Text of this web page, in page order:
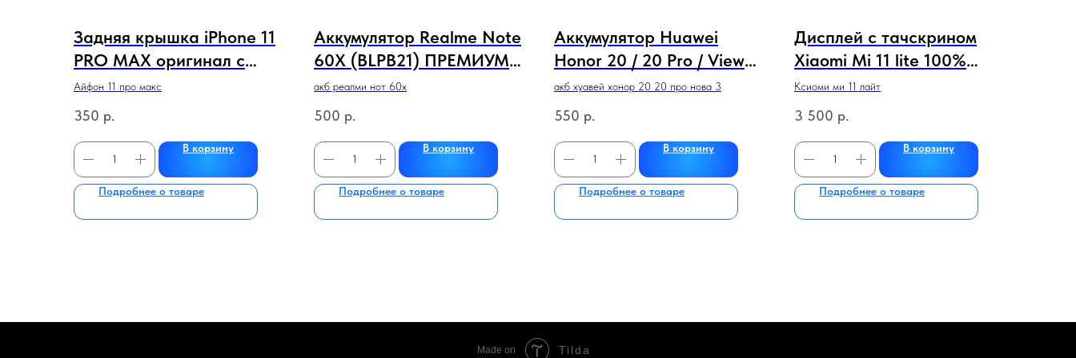
Задняя крышка iPhone 11
PRO MAX оригинал с
логотипом и широким
вырезом!
(черный,золото,белый,зел
еный)
Айфон 11 про макс
350 р.
В корзину
Подробнее о товаре
Аккумулятор Realme Note
60X (BLPB21) ПРЕМИУМ
КАЧЕСТВА
акб реалми нот 60х
500 р.
В корзину
Подробнее о товаре
Аккумулятор Huawei
Honor 20 / 20 Pro / View
10 / Nova 3
(HB386589ECW) / P10
Plus / Mate 20 Lite / Nova
4 / Nova 5T / Honor 8X
ПРЕМИУМ КАЧЕСТВА
акб хуавей хонор 20 20 про нова 3
550 р.
В корзину
Подробнее о товаре
Дисплей с тачскрином
Xiaomi Mi 11 lite 100%
оригинал (синий,черный)
в рамке НОВЫЕ
Ксиоми ми 11 лайт
3 500 р.
В корзину
Подробнее о товаре
Made on Tilda